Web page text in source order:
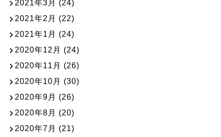
2021年3月 (24)
2021年2月 (22)
2021年1月 (24)
2020年12月 (24)
2020年11月 (26)
2020年10月 (30)
2020年9月 (26)
2020年8月 (20)
2020年7月 (21)